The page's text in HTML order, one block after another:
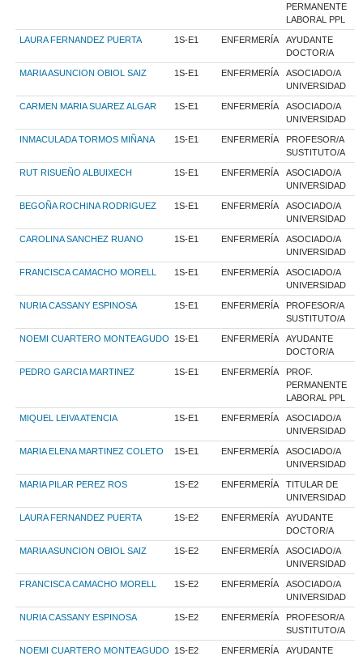
PERMANENTE
LABORAL PPL
LAURA FERNANDEZ PUERTA 1S-E1 ENFERMERÍA
AYUDANTE
DOCTOR/A
MARIA ASUNCION OBIOL SAIZ 1S-E1 ENFERMERÍA
ASOCIADO/A
UNIVERSIDAD
CARMEN MARIA SUAREZ ALGAR 1S-E1 ENFERMERÍA
ASOCIADO/A
UNIVERSIDAD
INMACULADA TORMOS MIÑANA 1S-E1 ENFERMERÍA
PROFESOR/A
SUSTITUTO/A
RUT RISUEÑO ALBUIXECH 1S-E1 ENFERMERÍA
ASOCIADO/A
UNIVERSIDAD
BEGOÑA ROCHINA RODRIGUEZ 1S-E1 ENFERMERÍA
ASOCIADO/A
UNIVERSIDAD
CAROLINA SANCHEZ RUANO 1S-E1 ENFERMERÍA
ASOCIADO/A
UNIVERSIDAD
FRANCISCA CAMACHO MORELL 1S-E1 ENFERMERÍA
ASOCIADO/A
UNIVERSIDAD
NURIA CASSANY ESPINOSA 1S-E1 ENFERMERÍA
PROFESOR/A
SUSTITUTO/A
NOEMI CUARTERO MONTEAGUDO 1S-E1 ENFERMERÍA
AYUDANTE
DOCTOR/A
PEDRO GARCIA MARTINEZ 1S-E1 ENFERMERÍA
PROF.
PERMANENTE
LABORAL PPL
MIQUEL LEIVA ATENCIA 1S-E1 ENFERMERÍA
ASOCIADO/A
UNIVERSIDAD
MARIA ELENA MARTINEZ COLETO 1S-E1 ENFERMERÍA
ASOCIADO/A
UNIVERSIDAD
MARIA PILAR PEREZ ROS 1S-E2 ENFERMERÍA
TITULAR DE
UNIVERSIDAD
LAURA FERNANDEZ PUERTA 1S-E2 ENFERMERÍA
AYUDANTE
DOCTOR/A
MARIA ASUNCION OBIOL SAIZ 1S-E2 ENFERMERÍA
ASOCIADO/A
UNIVERSIDAD
FRANCISCA CAMACHO MORELL 1S-E2 ENFERMERÍA
ASOCIADO/A
UNIVERSIDAD
NURIA CASSANY ESPINOSA 1S-E2 ENFERMERÍA
PROFESOR/A
SUSTITUTO/A
NOEMI CUARTERO MONTEAGUDO 1S-E2 ENFERMERÍA
AYUDANTE